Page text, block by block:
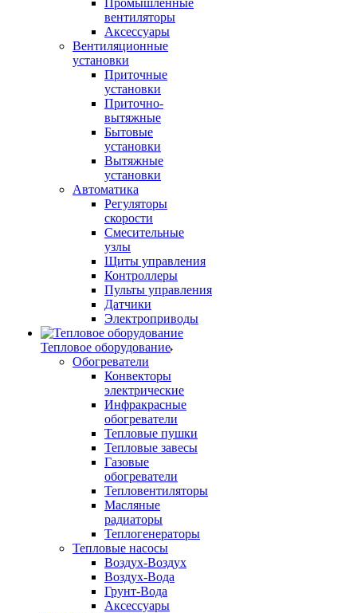
Промышленные
вентиляторы
Аксессуары
Вентиляционные
установки
Приточные
установки
Приточно-
вытяжные
Бытовые
установки
Вытяжные
установки
Автоматика
Регуляторы
скорости
Смесительные
узлы
Щиты управления
Контроллеры
Пульты управления
Датчики
Электроприводы
Тепловое оборудование
Обогреватели
Конвекторы
электрические
Инфракрасные
обогреватели
Тепловые пушки
Тепловые завесы
Газовые
обогреватели
Тепловентиляторы
Масляные
радиаторы
Теплогенераторы
Тепловые насосы
Воздух-Воздух
Воздух-Вода
Грунт-Вода
Аксессуары